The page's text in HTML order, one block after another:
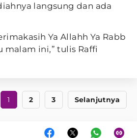
langsung dan ada
Ya Allahh Ya Rabb
malam ini,” tulis Raffi
1 2 3 Selanjutnya